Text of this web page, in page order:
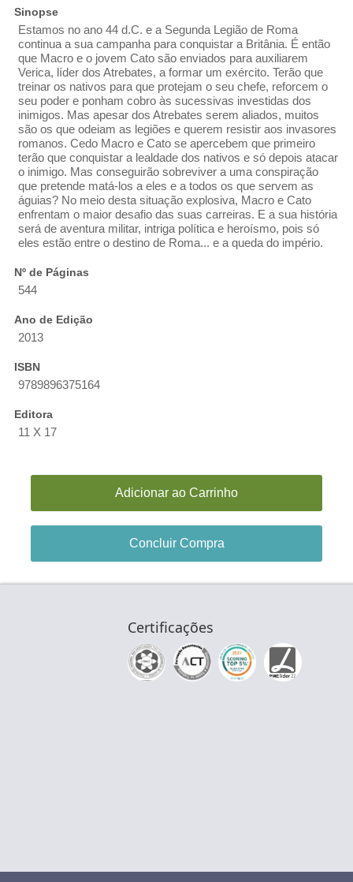
Sinopse
Estamos no ano 44 d.C. e a Segunda Legião de Roma
continua a sua campanha para conquistar a Britânia. É então
que Macro e o jovem Cato são enviados para auxiliarem
Verica, líder dos Atrebates, a formar um exército. Terão que
treinar os nativos para que protejam o seu chefe, reforcem o
seu poder e ponham cobro às sucessivas investidas dos
inimigos. Mas apesar dos Atrebates serem aliados, muitos
são os que odeiam as legiões e querem resistir aos invasores
romanos. Cedo Macro e Cato se apercebem que primeiro
terão que conquistar a lealdade dos nativos e só depois atacar
o inimigo. Mas conseguirão sobreviver a uma conspiração
que pretende matá-los a eles e a todos os que servem as
águias? No meio desta situação explosiva, Macro e Cato
enfrentam o maior desafio das suas carreiras. E a sua história
será de aventura militar, intriga política e heroísmo, pois só
eles estão entre o destino de Roma... e a queda do império.
Nº de Páginas
544
Ano de Edição
2013
ISBN
9789896375164
Editora
11 X 17
Adicionar ao Carrinho
Concluir Compra
Certificações